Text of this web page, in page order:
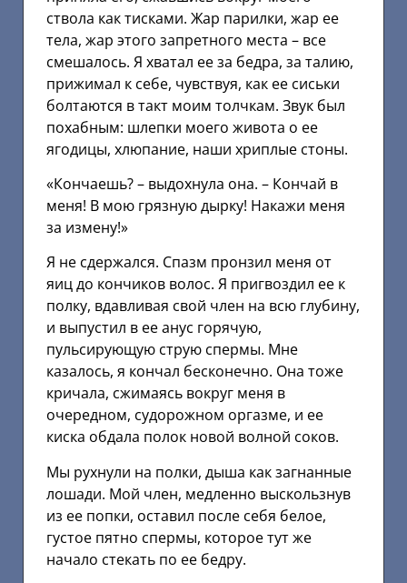
ствола как тисками. Жар парилки, жар ее
тела, жар этого запретного места – все
смешалось. Я хватал ее за бедра, за талию,
прижимал к себе, чувствуя, как ее сиськи
болтаются в такт моим толчкам. Звук был
похабным: шлепки моего живота о ее
ягодицы, хлюпание, наши хриплые стоны.
«Кончаешь? – выдохнула она. – Кончай в
меня! В мою грязную дырку! Накажи меня
за измену!»
Я не сдержался. Спазм пронзил меня от
яиц до кончиков волос. Я пригвоздил ее к
полку, вдавливая свой член на всю глубину,
и выпустил в ее анус горячую,
пульсирующую струю спермы. Мне
казалось, я кончал бесконечно. Она тоже
кричала, сжимаясь вокруг меня в
очередном, судорожном оргазме, и ее
киска обдала полок новой волной соков.
Мы рухнули на полки, дыша как загнанные
лошади. Мой член, медленно выскользнув
из ее попки, оставил после себя белое,
густое пятно спермы, которое тут же
начало стекать по ее бедру.